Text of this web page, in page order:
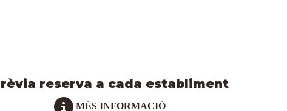
reserva a cada establiment
MÉS INFORMACIÓ